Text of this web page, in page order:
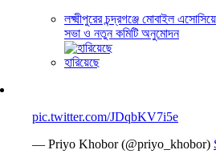
লক্ষ্মীপুরের চন্দ্রগঞ্জে মোবাইল
সভা ও নতুন কমিটি অনুমোদন
হারিয়েছে
pic.twitter.com/JDqbKV7i5e
— Priyo Khobor (@priyo_khobor)